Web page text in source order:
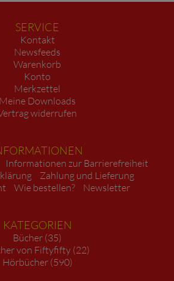
SERVICE
Kontakt
Newsfeeds
Warenkorb
Konto
Merkzettel
Meine Downloads
widerrufen
Informationen zur Barrierefreiheit
Zahlung und Lieferung
Wie bestellen? Newsletter
KATEGORIEN
Bücher (35)
von Fiftyfifty (22)
Hörbücher (590)